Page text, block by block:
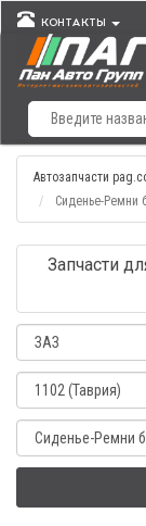
КОНТАКТЫ
Автозапчасти
Сиденье-Ремни
Запчасти